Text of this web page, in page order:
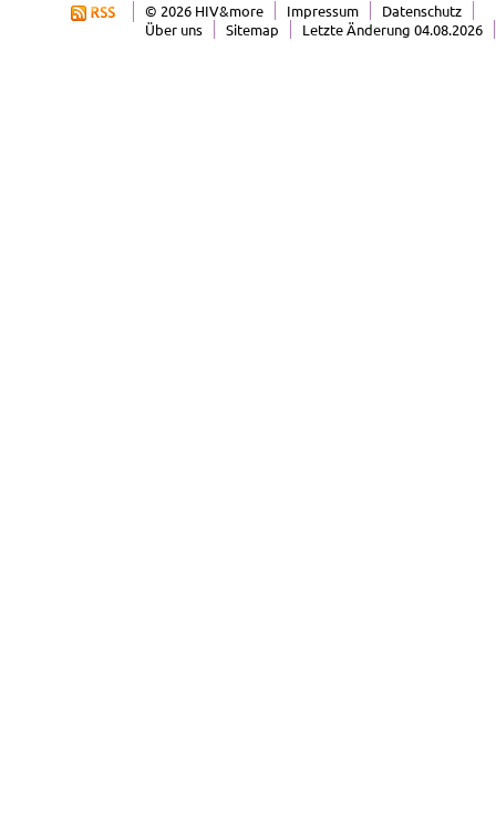
© 2026 HIV&more Impressum
Datenschutz
Über uns
Sitemap Letzte Änderung 04.08.2026